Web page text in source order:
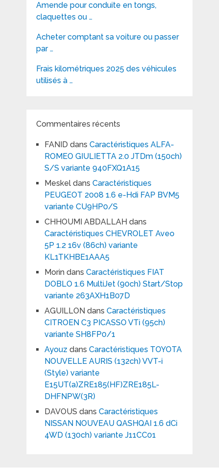
Amende pour conduite en tongs,
claquettes ou …
Acheter comptant sa voiture ou passer
par …
Frais kilométriques 2025 des véhicules
utilisés à …
Commentaires récents
FANID dans Caractéristiques ALFA-
ROMEO GIULIETTA 2.0 JTDm (150ch)
S/S variante 940FXQ1A15
Meskeldans Caractéristiques
PEUGEOT 2008 1.6 e-Hdi FAP BVM5
variante CU9HP0/S
CHHOUMI ABDALLAH dans
Caractéristiques CHEVROLET Aveo
5P 1.2 16v (86ch) variante
KL1TKHBE1AAA5
Morindans Caractéristiques FIAT
DOBLO 1.6 MultiJet (90ch) Start/Stop
variante 263AXH1B07D
AGUILLON dans Caractéristiques
CITROEN C3 PICASSO VTi (95ch)
variante SH8FP0/1
Ayouz dans Caractéristiques TOYOTA
NOUVELLE AURIS (132ch) VVT-i
(Style) variante
E15UT(a)ZRE185(HF)ZRE185L-
DHFNPW(3R)
DAVOUS dans Caractéristiques
NISSAN NOUVEAU QASHQAI 1.6 dCi
4WD (130ch) variante J11CC01